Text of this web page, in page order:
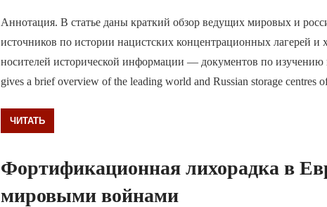
Аннотация. В статье даны краткий обзор ведущих мировых и
источников по истории нацистских концентрационных лагерей и
носителей исторической информации — документов по изучению
gives a brief overview of the leading world and Russian storage centres
ЧИТАТЬ
Фортификационная лихорадка в
мировыми войнами